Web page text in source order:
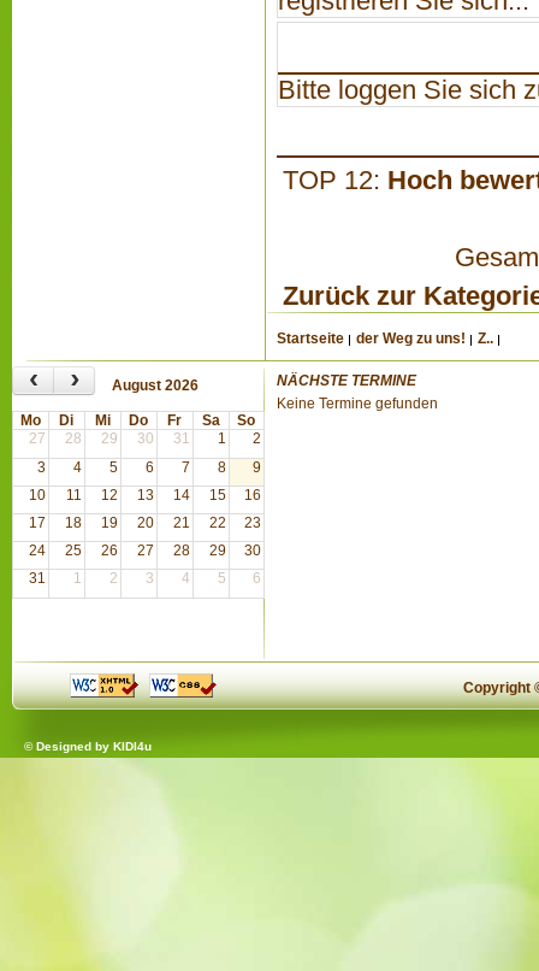
Bitte loggen Sie sich
TOP 12: Hoch
Zurück zur
Startseite der Weg zu uns! Z..
‹ › August 2026
Mo Di Mi Do Fr Sa
So
27
28 29 30 31 1
2
3
4 5 6 7 8
9
10
11 12 13 14 15
16
17
18 19 20 21 22
23
24
25 26 27 28 29
30
31
1 2 3 4 5 6
NÄCHSTE TERMINE
Keine Termine gefunden
Copyright
© Designed by KIDI4u